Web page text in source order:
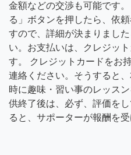
金額などの交渉も可能です
る」ボタンを押したら、依
すので、詳細が決まりまし
い。お支払いは、クレジッ
す。 クレジットカードをお
連絡ください。そうすると
時に趣味・習い事のレッス
供終了後は、必ず、評価を
ると、サポーターが報酬を